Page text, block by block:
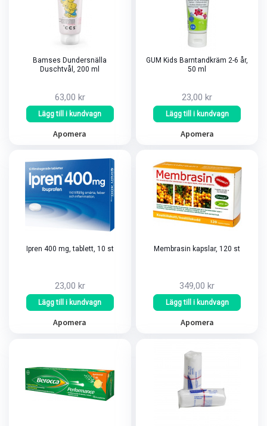
Bamses Dundersnälla
Duschtvål, 200 ml
63,00 kr
Lägg till i kundvagn
Apomera
GUM Kids Barntandkräm 2-6 år,
50 ml
23,00 kr
Lägg till i kundvagn
Apomera
Ipren 400 mg, tablett, 10 st
23,00 kr
Lägg till i kundvagn
Apomera
Membrasin kapslar, 120 st
349,00 kr
Lägg till i kundvagn
Apomera